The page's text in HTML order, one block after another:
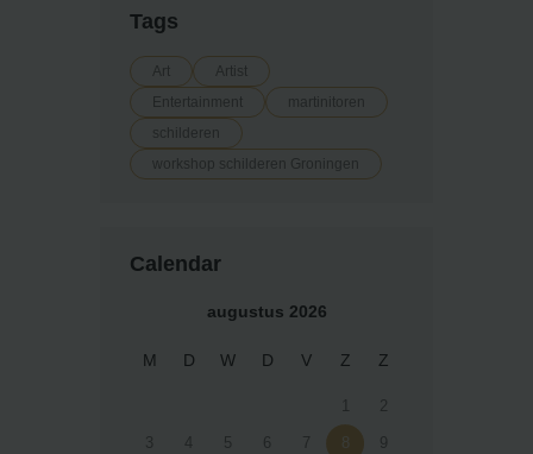
Tags
Art
Artist
Entertainment
martinitoren
schilderen
workshop schilderen Groningen
Calendar
augustus 2026
M D W D V Z Z
1 2
3 5 6 7 8 9